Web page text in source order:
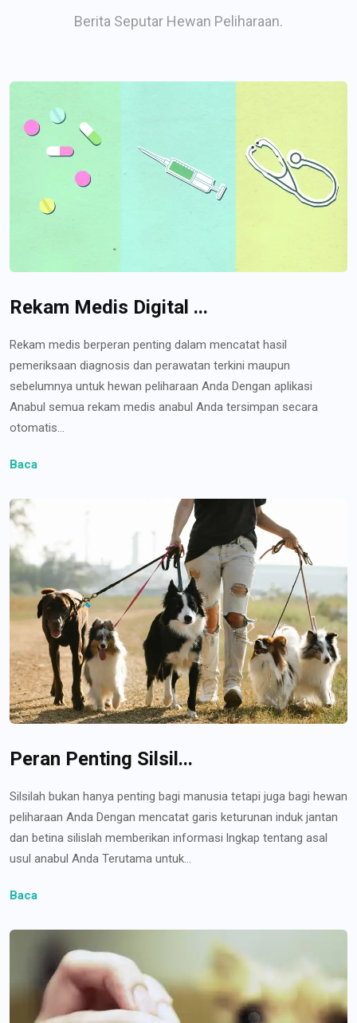
Berita Seputar Hewan Peliharaan.
Rekam Medis Digital ...
Rekam medis berperan penting dalam mencatat hasil
pemeriksaan diagnosis dan perawatan terkini maupun
sebelumnya untuk hewan peliharaan Anda Dengan aplikasi
Anabul semua rekam medis anabul Anda tersimpan secara
otomatis...
Baca
Peran Penting Silsil...
Silsilah bukan hanya penting bagi manusia tetapi juga bagi hewan
peliharaan Anda Dengan mencatat garis keturunan induk jantan
dan betina silislah memberikan informasi lngkap tentang asal
usul anabul Anda Terutama untuk...
Baca